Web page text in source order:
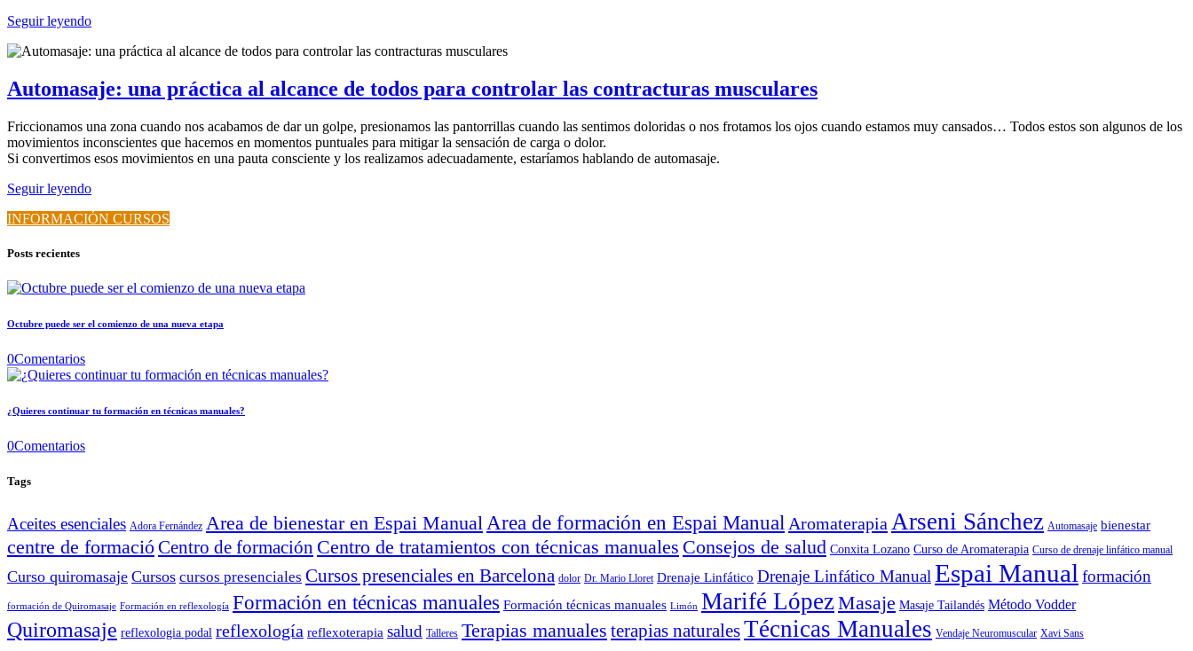
Seguir leyendo
Automasaje: una práctica al alcance de todos para controlar las contracturas musculares
Friccionamos una zona cuando nos acabamos de dar un golpe, presionamos las pantorrillas cuando las sentimos doloridas o nos frotamos los ojos cuando estamos muy cansados… Todos estos son algunos de los
movimientos inconscientes que hacemos en momentos puntuales para mitigar la sensación de carga o dolor.
Si convertimos esos movimientos en una pauta consciente y los realizamos adecuadamente, estaríamos hablando de automasaje.
Seguir leyendo
INFORMACIÓN CURSOS
Posts recientes
Octubre puede ser el comienzo de una nueva etapa
0Comentarios
¿Quieres continuar tu formación en técnicas manuales?
0Comentarios
Tags
Aceites esenciales Adora Fernández Area de bienestar en Espai Manual Area de formación en Espai Manual Aromaterapia Arseni Sánchez Automasaje bienestar
centre de formacióCentro de formación Centro de tratamientos con técnicas manuales Consejos de salud Conxita Lozano Curso de Aromaterapia Curso de drenaje linfático manual
Curso quiromasaje Cursos cursos presenciales Cursos presenciales en Barcelona dolor Dr. Mario Lloret Drenaje Linfático Drenaje Linfático Manual Espai Manual formación
formación de Quiromasaje Formación en reflexología Formación en técnicas manuales Formación técnicas manuales Limón Marifé LópezMasaje Masaje Tailandés Método Vodder
Quiromasaje reflexologia podal reflexología reflexoterapia salud Talleres Terapias manuales terapias naturalesTécnicas Manuales Vendaje Neuromuscular Xavi Sans